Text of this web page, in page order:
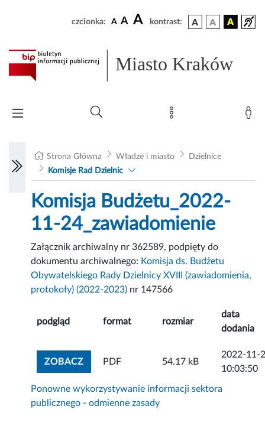
czcionka: A A A kontrast:
Miasto Kraków
Strona Główna Władze i miasto
Dzielnice
Komisje Rad Dzielnic
Komisja Budżetu_2022-
11-24_zawiadomienie
Załącznik archiwalny nr 362589, podpięty do
dokumentu archiwalnego: Komisja ds. Budżetu
Obywatelskiego Rady Dzielnicy XVIII (zawiadomienia,
protokoły) (2022-2023) nr 147566
podgląd format rozmiar
data
dodania
ZOBACZZOBACZ ZAŁĄCZNIK
PDF 54.17 kB
2022-11-
10:03:50
Ponowne wykorzystywanie informacji sektora
publicznego - odmienne zasady